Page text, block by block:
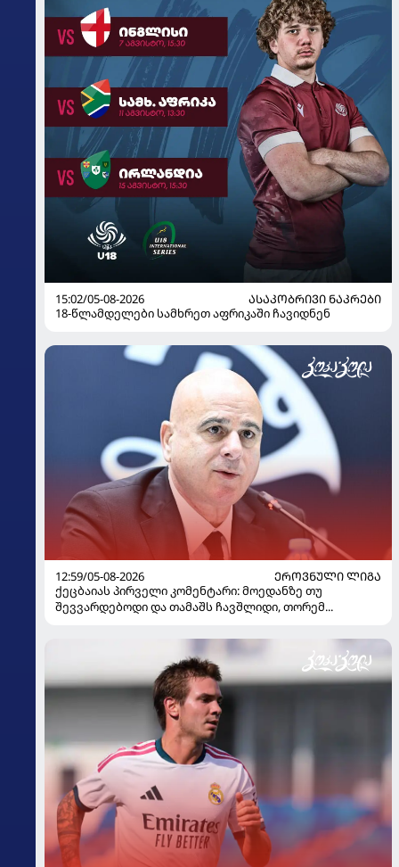
15:02/05-08-2026
ᲐᲡᲐᲙᲝᲑᲠᲘᲕᲘ ᲜᲐᲙᲠᲔᲑᲘ
18-წლამდელები სამხრეთ აფრიკაში ჩავიდნენ
12:59/05-08-2026
ᲔᲠᲝᲕᲜᲣᲚᲘ ᲚᲘᲒᲐ
ქეცბაიას პირველი კომენტარი: მოედანზე თუ
შევვარდებოდი და თამაშს ჩავშლიდი, თორემ...